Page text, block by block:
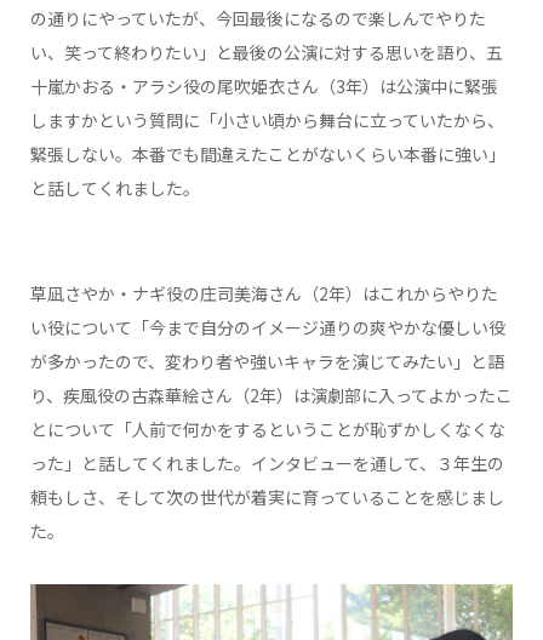
の通りにやっていたが、今回最後になるので楽しんでやりた
い、笑って終わりたい」と最後の公演に対する思いを語り、五
十嵐かおる・アラシ役の尾吹姫衣さん（3年）は公演中に緊張
しますかという質問に「小さい頃から舞台に立っていたから、
緊張しない。本番でも間違えたことがないくらい本番に強い」
と話してくれました。
草凪さやか・ナギ役の庄司美海さん（2年）はこれからやりた
い役について「今まで自分のイメージ通りの爽やかな優しい役
が多かったので、変わり者や強いキャラを演じてみたい」と語
り、疾風役の古森華絵さん（2年）は演劇部に入ってよかったこ
とについて「人前で何かをするということが恥ずかしくなくな
った」と話してくれました。インタビューを通して、３年生の
頼もしさ、そして次の世代が着実に育っていることを感じまし
た。